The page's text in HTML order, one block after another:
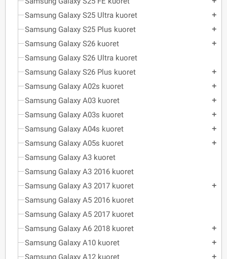
Samsung Galaxy S25 Ultra kuoret add
Samsung Galaxy S25 Plus kuoret add
Samsung Galaxy S26 kuoret add
Samsung Galaxy S26 Ultra kuoret
Samsung Galaxy S26 Plus kuoret
add
Samsung Galaxy A02s kuoret add
Samsung Galaxy A03 kuoret add
Samsung Galaxy A03s kuoret add
Samsung Galaxy A04s kuoret add
Samsung Galaxy A05s kuoret add
Samsung Galaxy A3 kuoret
Samsung Galaxy A3 2016 kuoret
Samsung Galaxy A3 2017 kuoret
add
Samsung Galaxy A5 2016 kuoret
Samsung Galaxy A5 2017 kuoret
Samsung Galaxy A6 2018 kuoret
add
Samsung Galaxy A10 kuoret add
Samsung Galaxy A12 kuoret add